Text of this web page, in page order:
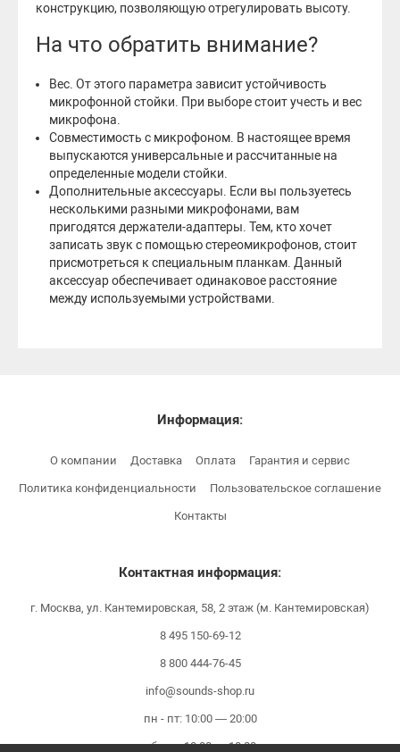
конструкцию, позволяющую отрегулировать высоту.
На что обратить внимание?
Вес. От этого параметра зависит устойчивость
микрофонной стойки. При выборе стоит учесть и вес
микрофона.
Совместимость с микрофоном. В настоящее время
выпускаются универсальные и рассчитанные на
определенные модели стойки.
Дополнительные аксессуары. Если вы пользуетесь
несколькими разными микрофонами, вам
пригодятся держатели-адаптеры. Тем, кто хочет
записать звук с помощью стереомикрофонов, стоит
присмотреться к специальным планкам. Данный
аксессуар обеспечивает одинаковое расстояние
между используемыми устройствами.
Информация:
О компании Доставка Оплата Гарантия и сервис
Политика конфиденциальности Пользовательское соглашение
Контакты
Контактная информация:
г. Москва, ул. Кантемировская, 58, 2 этаж (м. Кантемировская)
8 495 150-69-12
8 800 444-76-45
info@sounds-shop.ru
пн - пт: 10:00 — 20:00
сб - вс: 10:00 — 18:00